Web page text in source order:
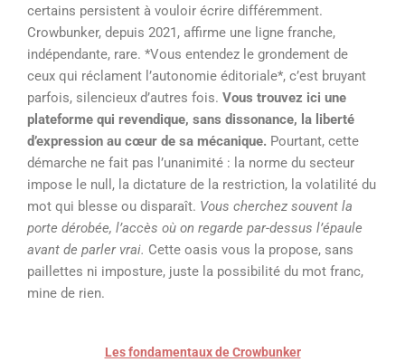
certains persistent à vouloir écrire différemment.
Crowbunker, depuis 2021, affirme une ligne franche,
indépendante, rare. *Vous entendez le grondement de
ceux qui réclament l’autonomie éditoriale*, c’est bruyant
parfois, silencieux d’autres fois. Vous trouvez ici une
plateforme qui revendique, sans dissonance, la liberté
d’expression au cœur de sa mécanique. Pourtant, cette
démarche ne fait pas l’unanimité : la norme du secteur
impose le null, la dictature de la restriction, la volatilité du
mot qui blesse ou disparaît. Vous cherchez souvent la
porte dérobée, l’accès où on regarde par-dessus l’épaule
avant de parler vrai. Cette oasis vous la propose, sans
paillettes ni imposture, juste la possibilité du mot franc,
mine de rien.
Les fondamentaux de Crowbunker